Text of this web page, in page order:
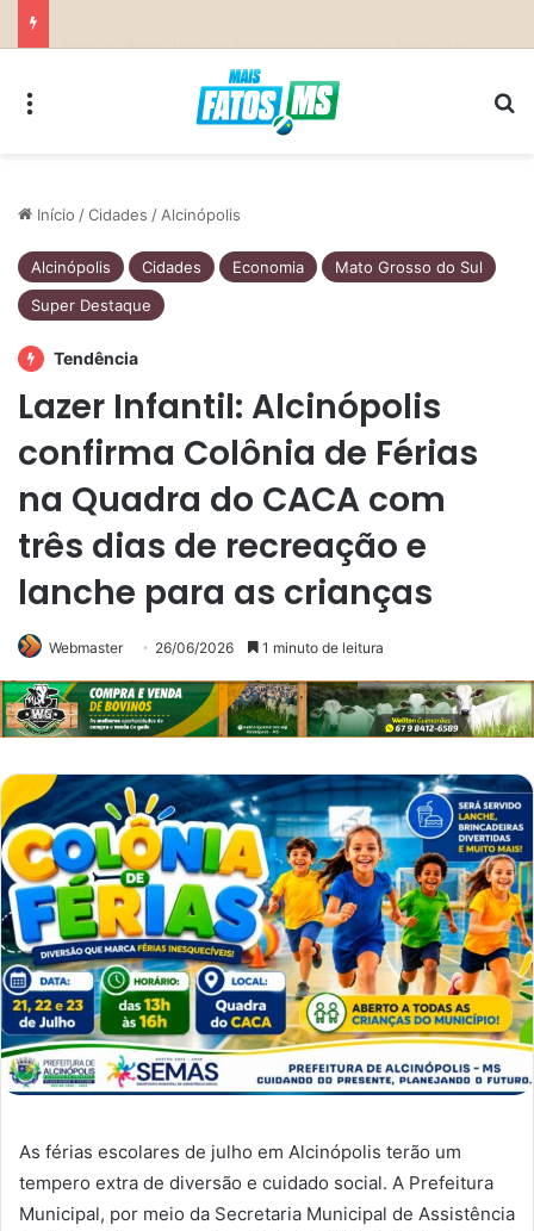
Início /Cidades / Alcinópolis
Alcinópolis Cidades Economia
Mato Grosso do Sul
Super Destaque
Tendência
Lazer Infantil: Alcinópolis
confirma Colônia de Férias
na Quadra do CACA com
três dias de recreação e
lanche para as crianças
Webmaster 26/06/2026 1 minuto de leitura
As férias escolares de julho em Alcinópolis terão um
tempero extra de diversão e cuidado social. A Prefeitura
Municipal, por meio da Secretaria Municipal de Assistência